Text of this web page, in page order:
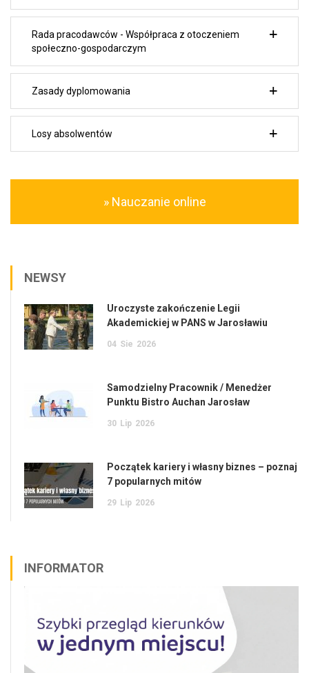
Rada pracodawców - Współpraca z otoczeniem
społeczno-gospodarczym
Zasady dyplomowania
Losy absolwentów
» Nauczanie online
NEWSY
Uroczyste zakończenie Legii
Akademickiej w PANS w Jarosławiu
04 Sie 2026
Samodzielny Pracownik / Menedżer
Punktu Bistro Auchan Jarosław
30 Lip 2026
Początek kariery i własny biznes – poznaj
7 popularnych mitów
29 Lip 2026
INFORMATOR